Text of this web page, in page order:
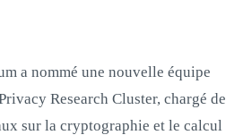
a nommé une nouvelle équipe
Research Cluster, chargé de
sur la cryptographie et le calcul